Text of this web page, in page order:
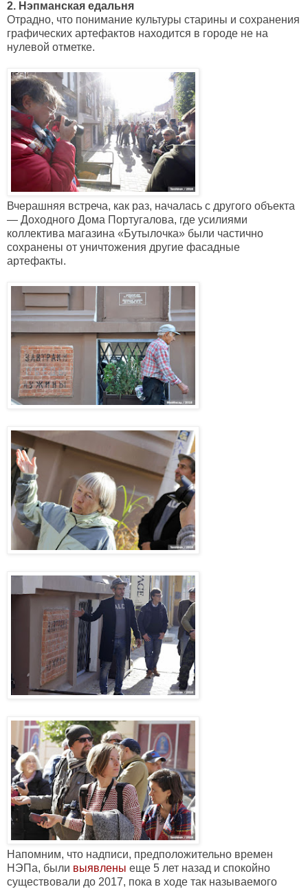
2. Нэпманская едальня
Отрадно, что понимание культуры старины и сохранения
графических артефактов находится в городе не на
нулевой отметке.
Вчерашняя встреча, как раз, началась с другого объекта
— Доходного Дома Португалова, где усилиями
коллектива магазина «Бутылочка» были частично
сохранены от уничтожения другие фасадные
артефакты.
Напомним, что надписи, предположительно времен
НЭПа, были выявлены еще 5 лет назад и спокойно
существовали до 2017, пока в ходе так называемого